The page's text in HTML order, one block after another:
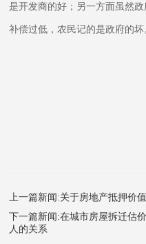
是开发商的好；另一方面虽然
补偿过低，农民记的是政府的坏
上一篇新闻:关于房地产抵押价
下一篇新闻:在城市房屋拆迁估
人的关系